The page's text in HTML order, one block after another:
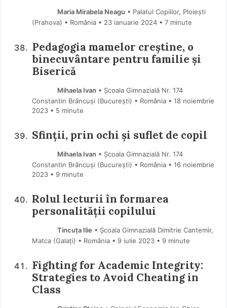
Maria Mirabela Neagu • Palatul Copiilor, Ploiești
(Prahova) • România
23 ianuarie 2024 • 7 minute
Pedagogia mamelor creștine, o
binecuvântare pentru familie și
Biserică
Mihaela Ivan • Școala Gimnazială Nr. 174
Constantin Brâncuși (Bucureşti) • România
18 noiembrie
2023 • 5 minute
Sfinții, prin ochi și suflet de copil
Mihaela Ivan • Școala Gimnazială Nr. 174
Constantin Brâncuși (Bucureşti) • România
16 noiembrie
2023 • 9 minute
Rolul lecturii în formarea
personalității copilului
Tincuța Ilie • Școala Gimnazială Dimitrie Cantemir,
Matca (Galaţi) • România
9 iulie 2023 • 9 minute
Fighting for Academic Integrity:
Strategies to Avoid Cheating in
Class